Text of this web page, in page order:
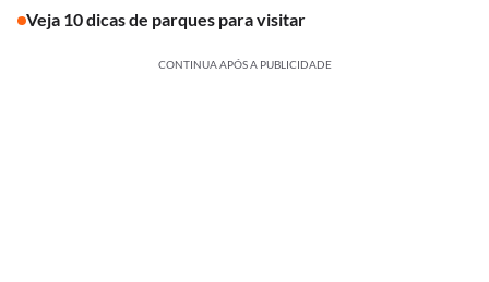
Veja 10 dicas de parques para visitar
CONTINUA APÓS A PUBLICIDADE